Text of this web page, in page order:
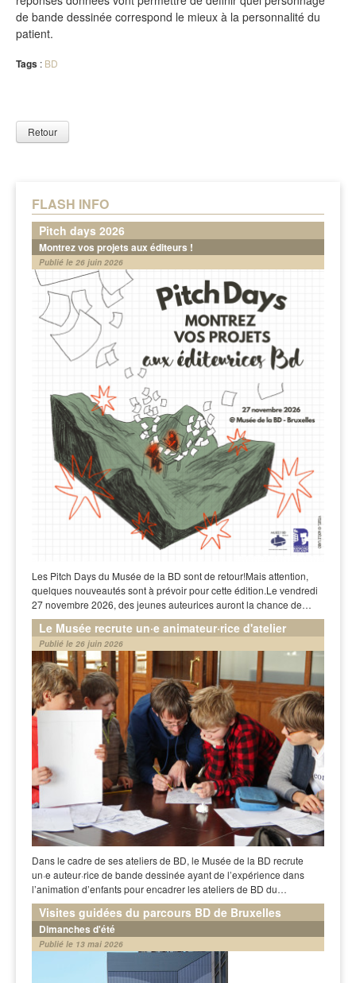
FLASH INFO
Pitch days 2026
Montrez vos projets aux éditeurs !
Publié le 26 juin 2026
Les Pitch Days du Musée de la BD sont de retour!Mais attention,
quelques nouveautés sont à prévoir pour cette édition.Le vendredi
27 novembre 2026, des jeunes auteurices auront la chance de…
Le Musée recrute un·e animateur·rice d'atelier
Publié le 26 juin 2026
Dans le cadre de ses ateliers de BD, le Musée de la BD recrute
un·e auteur·rice de bande dessinée ayant de l’expérience dans
l’animation d’enfants pour encadrer les ateliers de BD du…
Visites guidées du parcours BD de Bruxelles
Dimanches d'été
Publié le 13 mai 2026
de bande dessinée correspond le mieux à la personnalité du
patient.
Tags : BD
Retour